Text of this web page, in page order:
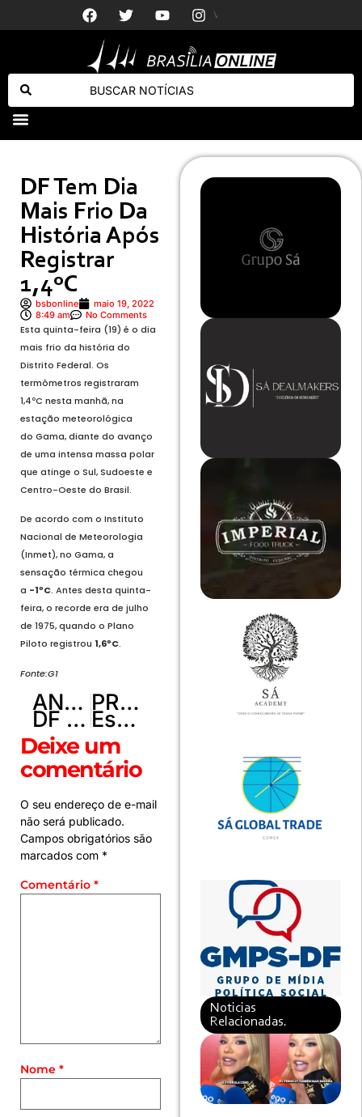
DF Tem Dia
Mais Frio Da
História Após
Registrar
1,4ºC
bsbonline
maio 19, 2022
8:49 am
No Comments
Esta quinta-feira (19) é o dia
mais frio da história do
Distrito Federal. Os
termômetros registraram
1,4ºC nesta manhã, na
estação meteorológica
do Gama, diante do avanço
de uma intensa massa polar
que atinge o Sul, Sudoeste e
Centro-Oeste do Brasil.
De acordo com o Instituto
Nacional de Meteorologia
(Inmet), no Gama, a
sensação térmica chegou
a -1ºC. Antes desta quinta-
feira, o recorde era de julho
de 1975, quando o Plano
Piloto registrou 1,6ºC.
Fonte:G1
ANTERIOR
DF registra 8,7ºC no Plano Piloto, mas sensação térmica cai a 2ºC
PRÓXIMO
Espanha aprova primeira licença menstrual remunerada da Europa
Deixe um
comentário
O seu endereço de e-mail
não será publicado.
Campos obrigatórios são
marcados com *
Comentário *
Nome *
Noticias
Relacionadas.